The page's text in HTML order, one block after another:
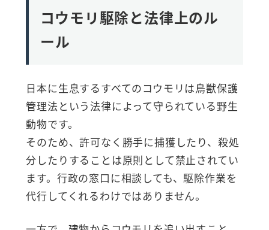
コウモリ駆除と法律上のル
ール
日本に生息するすべてのコウモリは鳥獣保護
管理法という法律によって守られている野生
動物です。
そのため、許可なく勝手に捕獲したり、殺処
分したりすることは原則として禁止されてい
ます。行政の窓口に相談しても、駆除作業を
代行してくれるわけではありません。